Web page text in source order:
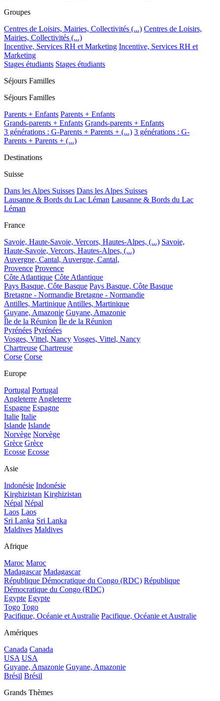
Groupes
Centres de Loisirs, Mairies, Collectivités (...) Centres de Loisirs,
Mairies, Collectivités (...)
Incentive, Services RH et Marketing Incentive, Services RH et
Marketing
Stages étudiants Stages étudiants
Séjours Familles
Séjours Familles
Parents + Enfants Parents + Enfants
Grands-parents + Enfants Grands-parents + Enfants
3 générations : G-Parents + Parents + (...) 3 générations : G-
Parents + Parents + (...)
Destinations
Suisse
Dans les Alpes Suisses Dans les Alpes Suisses
Lausanne & Bords du Lac Léman Lausanne & Bords du Lac
Léman
France
Savoie, Haute-Savoie, Vercors, Hautes-Alpes, (...) Savoie,
Haute-Savoie, Vercors, Hautes-Alpes, (...)
Auvergne, Cantal, Auvergne, Cantal,
Provence Provence
Côte Atlantique Côte Atlantique
Pays Basque, Côte Basque Pays Basque, Côte Basque
Bretagne - Normandie Bretagne - Normandie
Antilles, Martinique Antilles, Martinique
Guyane, Amazonie Guyane, Amazonie
Île de la Réunion Île de la Réunion
Pyrénées Pyrénées
Vosges, Vittel, Nancy Vosges, Vittel, Nancy
Chartreuse Chartreuse
Corse Corse
Europe
Portugal Portugal
Angleterre Angleterre
Espagne Espagne
Italie Italie
Islande Islande
Norvège Norvège
Grèce Grèce
Ecosse Ecosse
Asie
Indonésie Indonésie
Kirghizistan Kirghizistan
Népal Népal
Laos Laos
Sri Lanka Sri Lanka
Maldives Maldives
Afrique
Maroc Maroc
Madagascar Madagascar
République Démocratique du Congo (RDC) République
Démocratique du Congo (RDC)
Egypte Egypte
Togo Togo
Pacifique, Océanie et Australie Pacifique, Océanie et Australie
Amériques
Canada Canada
USA USA
Guyane, Amazonie Guyane, Amazonie
Brésil Brésil
Grands Thèmes